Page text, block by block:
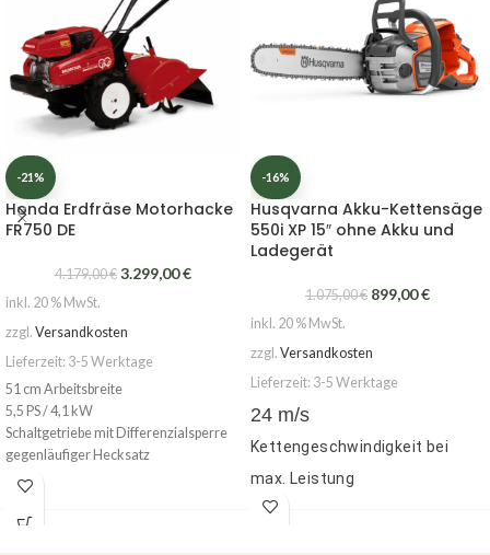
-21%
Honda Erdfräse Motorhacke
FR750 DE
4.179,00€ 3.299,00€
inkl. 20 % MwSt.
zzgl. Versandkosten
Lieferzeit: 3-5 Werktage
51 cm Arbeitsbreite
5,5 PS / 4,1 kW
Schaltgetriebe mit Differenzialsperre
gegenläufiger Hecksatz
-16%
Husqvarna Akku-Kettensäge
550i XP 15″ ohne Akku und
Ladegerät
1.075,00€ 899,00€
inkl. 20 % MwSt.
zzgl. Versandkosten
Lieferzeit: 3-5 Werktage
24 m/s
Kettengeschwindigkeit bei
max. Leistung
4 kg